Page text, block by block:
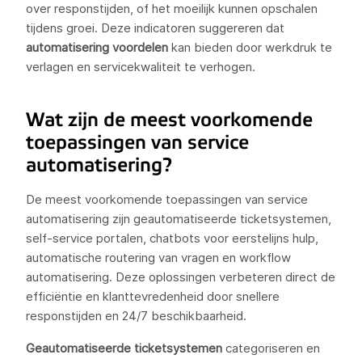
over responstijden, of het moeilijk kunnen opschalen
tijdens groei. Deze indicatoren suggereren dat
automatisering voordelen kan bieden door werkdruk te
verlagen en servicekwaliteit te verhogen.
Wat zijn de meest voorkomende
toepassingen van service
automatisering?
De meest voorkomende toepassingen van service
automatisering zijn geautomatiseerde ticketsystemen,
self-service portalen, chatbots voor eerstelijns hulp,
automatische routering van vragen en workflow
automatisering. Deze oplossingen verbeteren direct de
efficiëntie en klanttevredenheid door snellere
responstijden en 24/7 beschikbaarheid.
Geautomatiseerde ticketsystemen categoriseren en